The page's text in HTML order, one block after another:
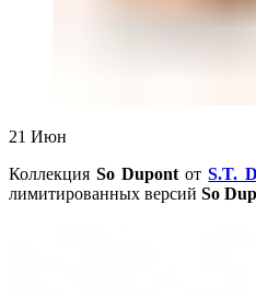
21 Июн
Коллекция So Dupont отS.T.
лимитированных версий So